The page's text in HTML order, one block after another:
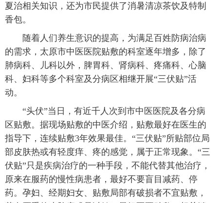
夏治相关知识，还为市民提供了消暑清凉茶饮及特制
香包。
随着人们养生意识的提高，为满足百姓防病治病
的需求，太原市中医医院贴敷的科室逐年增多，除了
肺病科、儿科以外，脾胃科、肾病科、疼痛科、心脑
科、妇科等多个科室及分病区相继开展“三伏贴”活
动。
“头伏”当日，有近千人次到市中医医院及各分病
区贴敷。据现场贴敷的中医介绍，贴敷最好在医生的
指导下，连续贴敷3年效果最佳。“三伏贴”所贴部位局
部皮肤热或有轻度痒、疼的感觉，属于正常现象。“三
伏贴”只是疾病治疗的一种手段，不能代替其他治疗，
原来在服药的慢性病患者，最好不要盲目减药、停
药。孕妇、经期妇女、贴敷局部有破损者不宜贴敷，